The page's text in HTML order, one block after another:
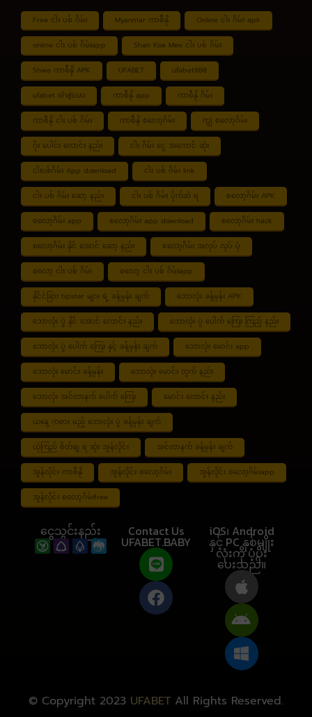
Free ငါး ပစ် ဂိမ်း Myanmar ကာစီနို Online ငါး ဂိမ်း apk
online ငါး ပစ် ဂိမ်းapp Shan Koe Mee ငါး ပစ် ဂိမ်း
Shwe ကာစီနို APK UFABET ufabet888
ufabet เข้าสู่ระบบ ကာစီနို app ကာစီနို ဂိမ်း
ကာစီနို ငါး ပစ် ဂိမ်း ကာစီနို စလော့ဂိမ်း ကျွဲ စလော့ဂိမ်း
ဂိုး ပေါင်း လောင်း နည်း ငါး ဂိမ်း ငွေ အကောင် ဆုံး
ငါးပစ်ဂိမ်း App download ငါး ပစ် ဂိမ်း link
ငါး ပစ် ဂိမ်း ဆော့ နည်း ငါး ပစ် ဂိမ်း ပိုက်ဆံ ရ စလော့ဂိမ်း APK
စလော့ဂိမ်း app စလော့ဂိမ်း app download စလော့ဂိမ်း hack
စလော့ဂိမ်း နိုင် အောင် ဆော့ နည်း စလော့ဂိမ်း အလုပ် လုပ် ပုံ
စလော့ ငါး ပစ် ဂိမ်း စလော့ ငါး ပစ် ဂိမ်းapp
နိုင်ငံခြား tipster များ ရဲ့ ခန့်မှန်း ချက် ဘောလုံး ခန့်မှန်း APK
ဘောလုံး ပွဲ နိုင် အောင် လောင်း နည်း ဘောလုံး ပွဲ ပေါက် ကြေး ကြည့် နည်း
ဘောလုံး ပွဲ ပေါက် ကြေး နှင့် ခန့်မှန်း ချက် ဘောလုံး မောင်း app
ဘောလုံး မောင်း ခန့်မှန်း ဘောလုံး မောင်း တွက် နည်း
ဘောလုံး အင်တာနက် ပေါက် ကြေး မောင်း လောင်း နည်း
ယနေ့ ကစား မည့် ဘောလုံး ပွဲ ခန့်မှန်း ချက်
ယုံကြည် စိတ်ချ ရ ဆုံး အွန်လိုင်း အင်တာနက် ခန့်မှန်း ချက်
အွန်လိုင်း ကာစီနို အွန်လိုင်း စလော့ဂိမ်း အွန်လိုင်း စလော့ဂိမ်းapp
အွန်လိုင်း စလော့ဂိမ်းfree
ငွေသွင်းနည်း Contact Us
UFABET.BABY
iOS၊ Android
နှင့် PC နှစ်မျိုး
လုံးကို ပံ့ပိုး
ပေးသည်။
© Copyright 2023 UFABET All Rights Reserved.